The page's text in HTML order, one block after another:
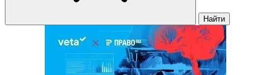
Найти